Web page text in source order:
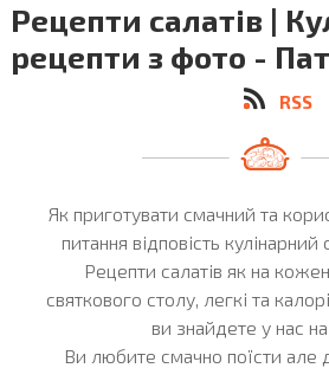
Борошно Бренді Бринза
Брусниця Брюссельська Капуста
Бульйон Курячий
Виноград
Виноградне Листя
Вишні Вівсяна Каша
Гарбуз Гаруз
Горошок Горілка Горіхи
Рецепти салатів |
рецепти з фото -
RSS
Як приготувати смачний та
питання відповість
Рецепти салатів як на
святкового столу, легкі та
ви знайдете у нас на
Ви любите смачно поїсти але